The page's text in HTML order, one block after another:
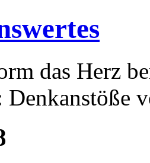
das Herz
Denkanstöße